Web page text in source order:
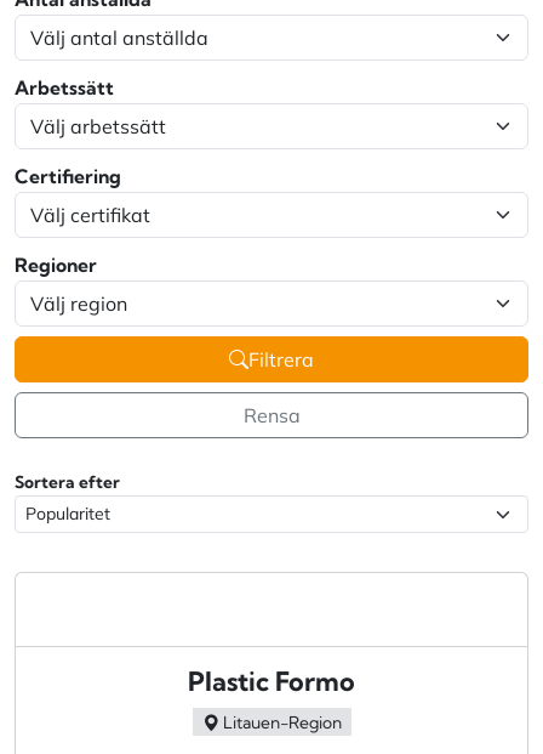
Arbetssätt
Certifiering
Regioner
Filtrera
Rensa
Sortera efter
Plastic Formo
Litauen-Region